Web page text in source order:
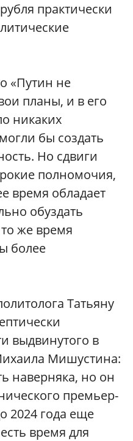
практически
«Путин не
планы, и в его
никаких
бы создать
Но сдвиги
полномочия,
время обладает
обуздать
же время
более
Татьяну
выдвинутого в
Мишустина:
наверняка, но он
премьер-
2024 года еще
время для